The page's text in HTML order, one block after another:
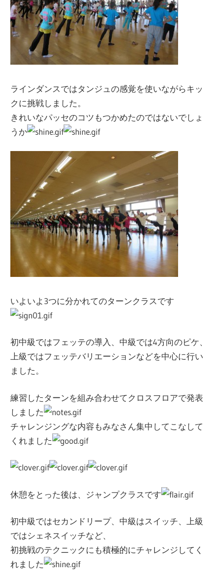
ラインダンスではタンジュの感覚を使いながらキッ
クに挑戦しました。
きれいなパッセのコツもつかめたのではないでしょ
うか
いよいよ3つに分かれてのターンクラスです
初中級ではフェッテの導入、中級では4方向のピケ、
上級ではフェッテバリエーションなどを中心に行い
ました。
練習したターンを組み合わせてクロスフロアで発表
しました
チャレンジングな内容もみなさん集中してこなして
くれました
休憩をとった後は、ジャンプクラスです
初中級ではセカンドリープ、中級はスイッチ、上級
ではシェネスイッチなど、
初挑戦のテクニックにも積極的にチャレンジしてく
れました